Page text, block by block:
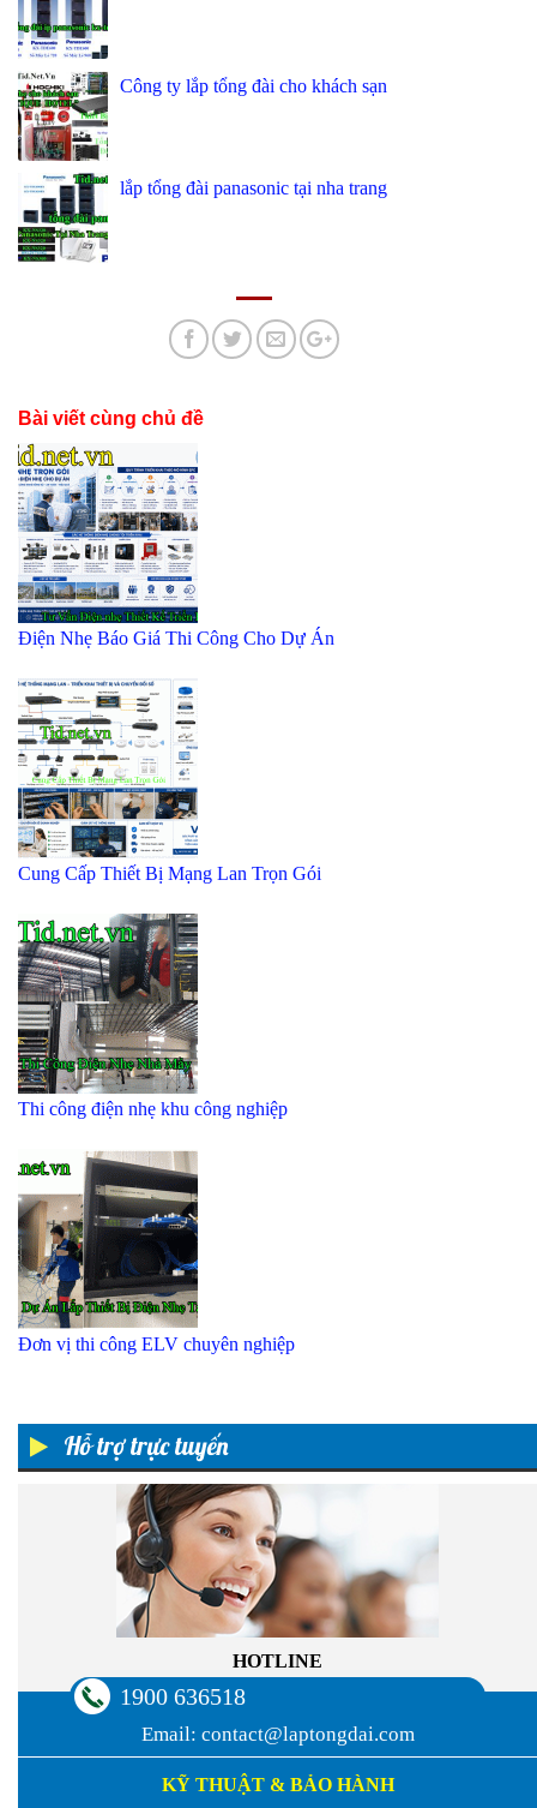
Hỗ trợ trực tuyến
HOTLINE
1900 636518
Email: contact@laptongdai.com
KỸ THUẬT & BẢO HÀNH
Công ty lắp tổng đài cho khách sạn
lắp tổng đài panasonic tại nha trang
Bài viết cùng chủ đề
Điện Nhẹ Báo Giá Thi Công Cho Dự Án
Cung Cấp Thiết Bị Mạng Lan Trọn Gói
Thi công điện nhẹ khu công nghiệp
Đơn vị thi công ELV chuyên nghiệp